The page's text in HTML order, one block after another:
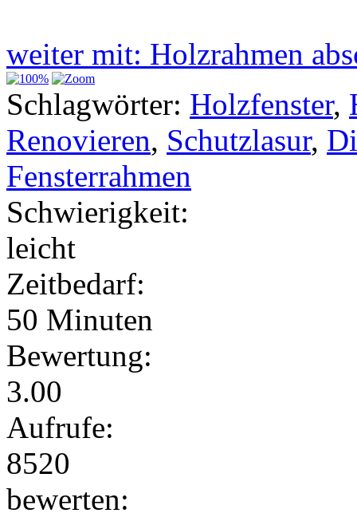
weiter mit: Holzrahmen
Schlagwörter: Holzfenster,
Renovieren, Schutzlasur,
Fensterrahmen
Schwierigkeit:
leicht
Zeitbedarf:
50 Minuten
Bewertung:
3.00
Aufrufe:
8520
bewerten: